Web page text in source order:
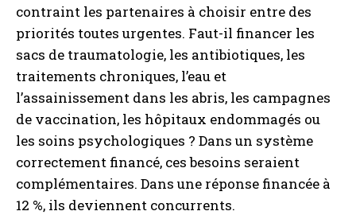
contraint les partenaires à choisir entre des
priorités toutes urgentes. Faut-il financer les
sacs de traumatologie, les antibiotiques, les
traitements chroniques, l’eau et
l’assainissement dans les abris, les campagnes
de vaccination, les hôpitaux endommagés ou
les soins psychologiques ? Dans un système
correctement financé, ces besoins seraient
complémentaires. Dans une réponse financée à
12 %, ils deviennent concurrents.